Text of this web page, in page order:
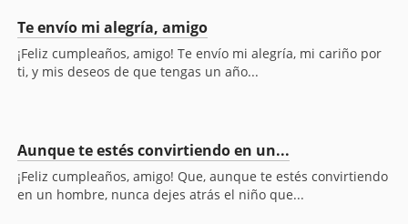
Te envío mi alegría, amigo
¡Feliz cumpleaños, amigo! Te envío mi alegría, mi cariño por
ti, y mis deseos de que tengas un año...
Aunque te estés convirtiendo en un...
¡Feliz cumpleaños, amigo! Que, aunque te estés convirtiendo
en un hombre, nunca dejes atrás el niño que...